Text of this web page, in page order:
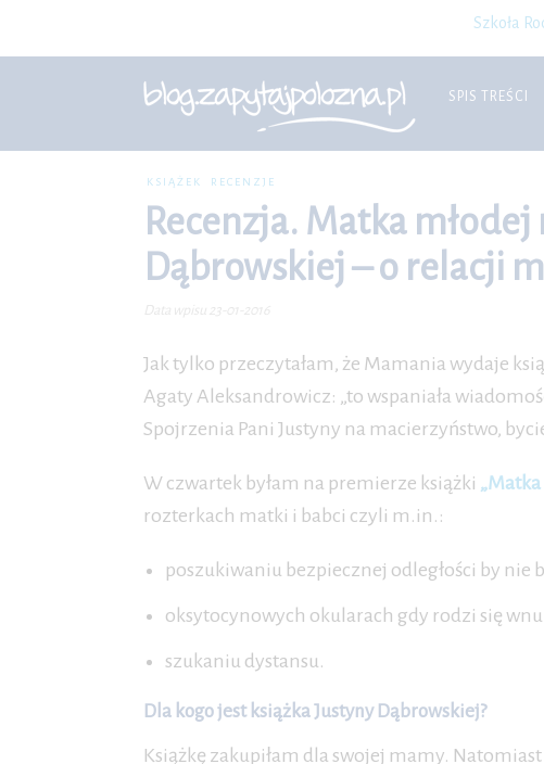
Szkoła
SPIS TREŚCI
KSIĄŻEK RECENZJE
Recenzja. Matka
Dąbrowskiej – o relacji
Data wpisu 23-01-2016
Jak tylko przeczytałam, że Mamania wydaje
Agaty Aleksandrowicz: „to wspaniała
Spojrzenia Pani Justyny na macierzyństwo,
W czwartek byłam na premierze książki
rozterkach matki i babci czyli m.in.:
poszukiwaniu bezpiecznej odległości by nie
oksytocynowych okularach gdy rodzi się
szukaniu dystansu.
Dla kogo jest książka Justyny Dąbrowskiej?
Książkę zakupiłam dla swojej mamy.